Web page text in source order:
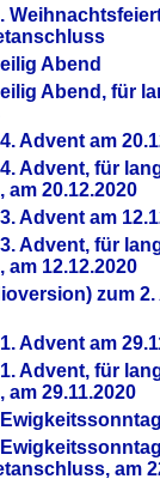
Abend
Abend, für
Advent am
Advent, für
am 20.12.2020
Advent am
Advent, für
am 12.12.2020
zum 2.
Advent am
Advent, für
29.11.2020
am